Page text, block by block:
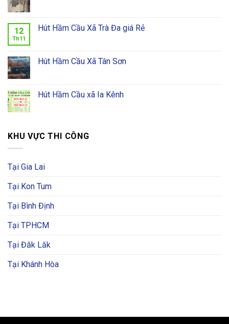
12
Th11
Hút Hầm Cầu Xã Trà Đa giá Rẻ
Hút Hầm Cầu Xã Tân Sơn
Hút Hầm Cầu xã Ia Kênh
KHU VỰC THI CÔNG
Tại Gia Lai
Tại Kon Tum
Tại Bình Định
Tại TPHCM
Tại Đăk Lăk
Tại Khánh Hòa